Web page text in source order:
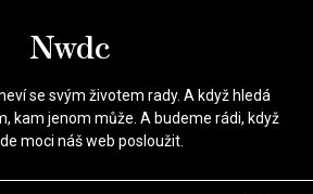
Nwdc
se svým životem rady. A když hledá
kam jenom může. A budeme rádi, když
moci náš web posloužit.